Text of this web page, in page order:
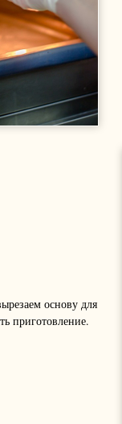
основу для
приготовление.